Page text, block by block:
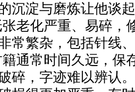
沉淀与磨炼让他谈
张老化严重、易碎，
常繁杂，包括针线
籍通常时间久远，保
碎，字迹难以辨认